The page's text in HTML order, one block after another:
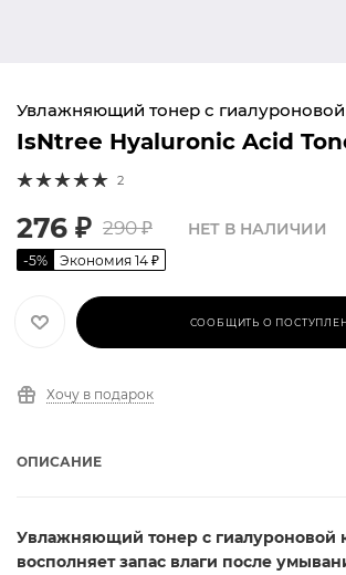
Увлажняющий тонер с
IsNtree Hyaluronic Acid
2
276 ₽ 290₽
-5% Экономия 14 ₽
НЕТ В НАЛИЧИИ
СООБЩИТЬ О
Хочу в подарок
ОПИСАНИЕ
Увлажняющий тонер с гиалуроновой
восполняет запас влаги после